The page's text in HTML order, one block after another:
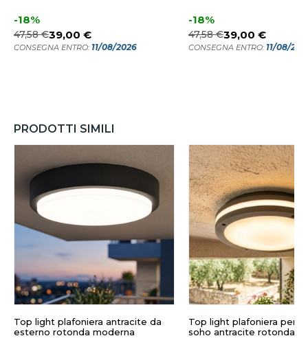
-18%
47,58 €39,00 €
CONSEGNA ENTRO: 11/08/2026
-18%
47,58 €39,00 €
CONSEGNA ENTRO: 11/08/
PRODOTTI SIMILI
Top light plafoniera antracite da
esterno rotonda moderna
Top light plafoniera per
soho antracite rotonda